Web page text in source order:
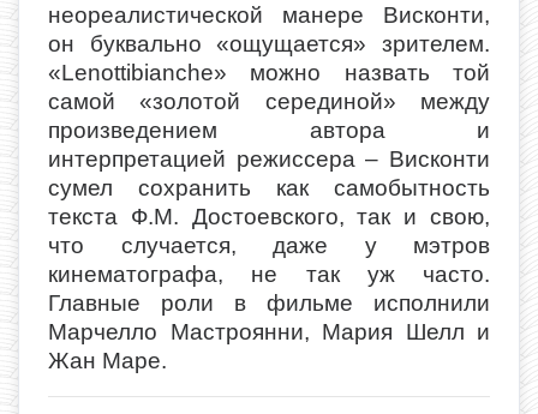
неореалистической манере Висконти,
он буквально «ощущается» зрителем.
«Lenottibianche» можно назвать той
самой «золотой серединой» между
произведением автора и
интерпретацией режиссера – Висконти
сумел сохранить как самобытность
текста Ф.М. Достоевского, так и свою,
что случается, даже у мэтров
кинематографа, не так уж часто.
Главные роли в фильме исполнили
Марчелло Мастроянни, Мария Шелл и
Жан Маре.